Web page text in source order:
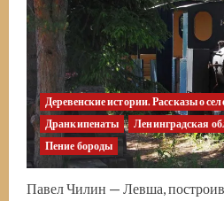
Деревенские истории. Рассказы о
Дранкипенаты
Ленинградская
Пение бороды
Павел Чилин — Левша,